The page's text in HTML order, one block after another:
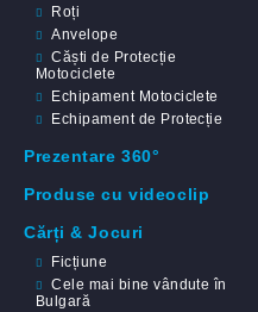
Roți
Anvelope
Căști de Protecție
Motociclete
Echipament Motociclete
Echipament de Protecție
Prezentare 360°
Produse cu videoclip
Cărți & Jocuri
Ficțiune
Cele mai bine vândute în
Bulgară